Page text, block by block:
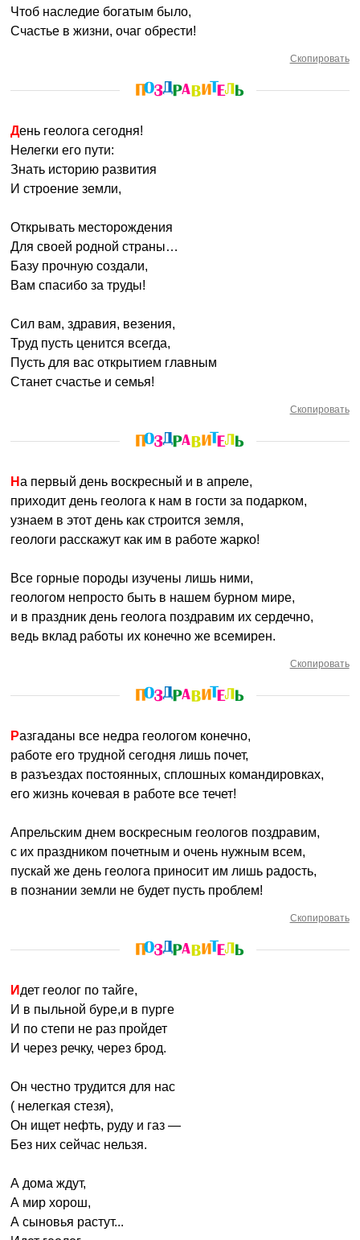
Чтоб наследие богатым было,
Счастье в жизни, очаг обрести!
Скопировать
День геолога сегодня!
Нелегки его пути:
Знать историю развития
И строение земли,
Открывать месторождения
Для своей родной страны…
Базу прочную создали,
Вам спасибо за труды!
Сил вам, здравия, везения,
Труд пусть ценится всегда,
Пусть для вас открытием главным
Станет счастье и семья!
Скопировать
На первый день воскресный и в апреле,
приходит день геолога к нам в гости за подарком,
узнаем в этот день как строится земля,
геологи расскажут как им в работе жарко!
Все горные породы изучены лишь ними,
геологом непросто быть в нашем бурном мире,
и в праздник день геолога поздравим их сердечно,
ведь вклад работы их конечно же всемирен.
Скопировать
Разгаданы все недра геологом конечно,
работе его трудной сегодня лишь почет,
в разъездах постоянных, сплошных командировках,
его жизнь кочевая в работе все течет!
Апрельским днем воскресным геологов поздравим,
с их праздником почетным и очень нужным всем,
пускай же день геолога приносит им лишь радость,
в познании земли не будет пусть проблем!
Скопировать
Идет геолог по тайге,
И в пыльной буре,и в пурге
И по степи не раз пройдет
И через речку, через брод.
Он честно трудится для нас
( нелегкая стезя),
Он ищет нефть, руду и газ —
Без них сейчас нельзя.
А дома ждут,
А мир хорош,
А сыновья растут...